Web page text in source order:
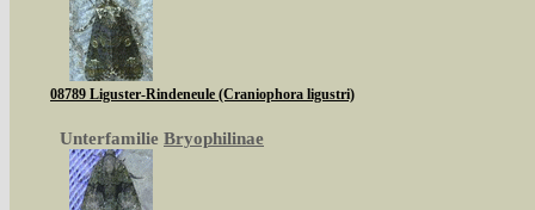
08789 Liguster-Rindeneule (Craniophora ligustri)
Unterfamilie Bryophilinae